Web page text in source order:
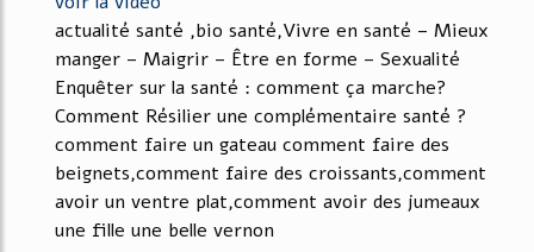
actualité santé ,bio santé,Vivre en santé – Mieux
manger – Maigrir – Être en forme – Sexualité
Enquêter sur la santé : comment ça marche?
Comment Résilier une complémentaire santé ?
comment faire un gateau comment faire des
beignets,comment faire des croissants,comment
avoir un ventre plat,comment avoir des jumeaux
une fille une belle vernon